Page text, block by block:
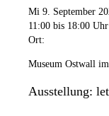
Mi 9. September
11:00 bis 18:00 Uhr
Ort:
Museum Ostwall
Ausstellung: